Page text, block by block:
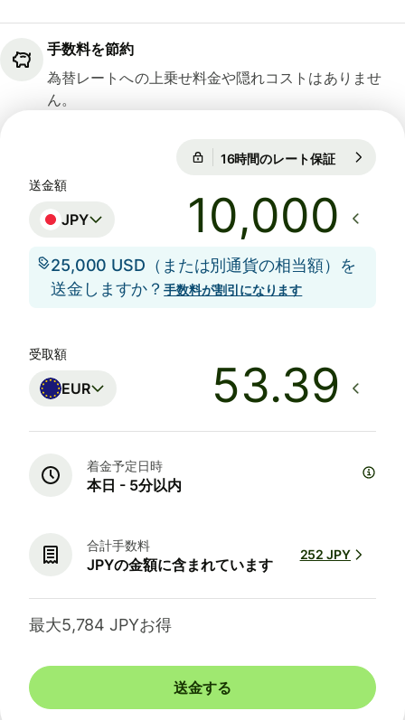
手数料を節約
為替レートへの上乗せ料金や隠れコストはありませ
ん。
16時間のレート保証
送金額
JPY
25,000 USD（または別通貨の相当額）を
送金しますか？手数料が割引になります
受取額
EUR
着金予定日時
本日 - 5分以内
合計手数料
JPYの金額に含まれています
252 JPY
最大5,784 JPYお得
送金する